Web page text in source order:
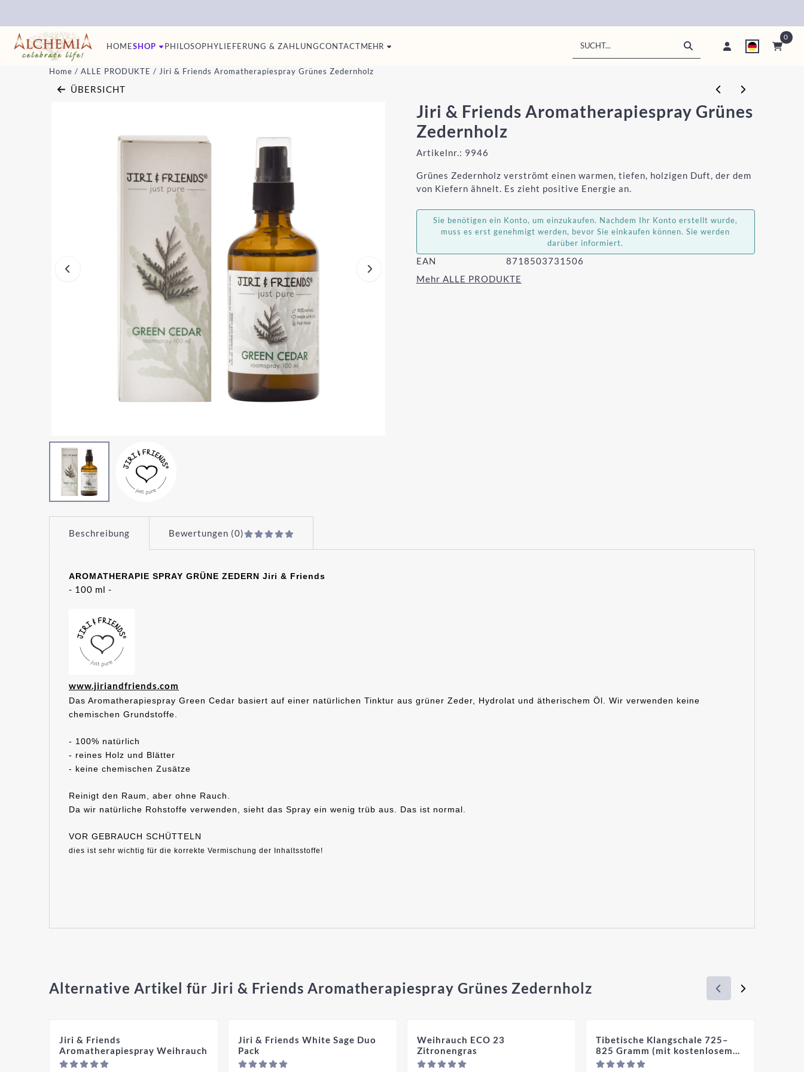
HOMESHOP PHILOSOPHYLIEFERUNG & ZAHLUNGCONTACTMEHR
0
Home / ALLE PRODUKTE / Jiri & Friends Aromatherapiespray Grünes Zedernholz
ÜBERSICHT
Jiri & Friends Aromatherapiespray Grünes
Zedernholz
Artikelnr.: 9946
Grünes Zedernholz verströmt einen warmen, tiefen, holzigen Duft, der dem
von Kiefern ähnelt. Es zieht positive Energie an.
Sie benötigen ein Konto, um einzukaufen. Nachdem Ihr Konto erstellt wurde,
muss es erst genehmigt werden, bevor Sie einkaufen können. Sie werden
darüber informiert.
EAN
8718503731506
Mehr ALLE PRODUKTE
Beschreibung Bewertungen (0)
AROMATHERAPIE SPRAY GRÜNE ZEDERN Jiri & Friends
- 100 ml -
www.jiriandfriends.com
Das Aromatherapiespray Green Cedar basiert auf einer natürlichen Tinktur aus grüner Zeder, Hydrolat und ätherischem Öl. Wir verwenden keine
chemischen Grundstoffe.
- 100% natürlich
- reines Holz und Blätter
- keine chemischen Zusätze
Reinigt den Raum, aber ohne Rauch.
Da wir natürliche Rohstoffe verwenden, sieht das Spray ein wenig trüb aus. Das ist normal.
VOR GEBRAUCH SCHÜTTELN
dies ist sehr wichtig für die korrekte Vermischung der Inhaltsstoffe!
Alternative Artikel für Jiri & Friends Aromatherapiespray Grünes Zedernholz
Jiri & Friends
Aromatherapiespray Weihrauch
Preis nicht sichtbar
Jiri & Friends White Sage Duo
Pack
Preis nicht sichtbar
Weihrauch ECO 23
Zitronengras
Preis nicht sichtbar
Tibetische Klangschale 725–
825 Gramm (mit kostenlosem
mittelgroßen Schlägel und